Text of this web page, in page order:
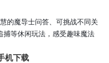
的魔导士问答、可挑战不同关
捕等休闲玩法，感受趣味魔法
机下载